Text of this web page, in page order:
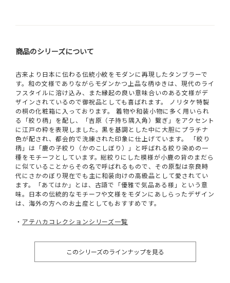
商品のシリーズについて
古来より日本に伝わる伝統小紋をモダンに再現したタンブラーで
す。和の文様でありながらモダンかつ上品な柄ゆきは、現代のライ
フスタイルに溶け込み、また縁起の良い意味合いのある文様がデ
ザインされているので御祝品としても喜ばれます。 ノリタケ特製
の桐の化粧箱に入っております。 着物や和装小物に多く用いられ
る「絞り柄」を配し、「吉原（子持ち隅入角）繋ぎ」をアクセント
に江戸の粋を表現しました。黒を基調とした中に大胆にプラチナ
色が配され、都会的で洗練された印象に仕上げています。 「絞り
柄」は「鹿の子絞り（かのこしぼり）」と呼ばれる絞り染めの一
種をモチーフとしています。総絞りにした模様が小鹿の背のまだら
に似ていることからその名で呼ばれるもので、その原型は奈良時
代にさかのぼり現在でも主に和装向けの高級品として愛されてい
ます。「あてはか」とは、古語で「優雅で気品ある様」という意
味。日本の伝統的なモチーフや文様をモダンにあしらったデザイン
は、海外の方へのお土産としてもおすすめです。
・ アテハカコレクションシリーズ一覧
このシリーズのラインナップを見る